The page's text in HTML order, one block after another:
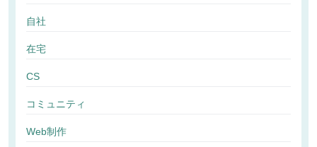
自社
在宅
CS
コミュニティ
Web制作